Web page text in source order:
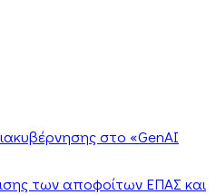
στο «GenAI
των αποφοίτων ΕΠΑΣ και